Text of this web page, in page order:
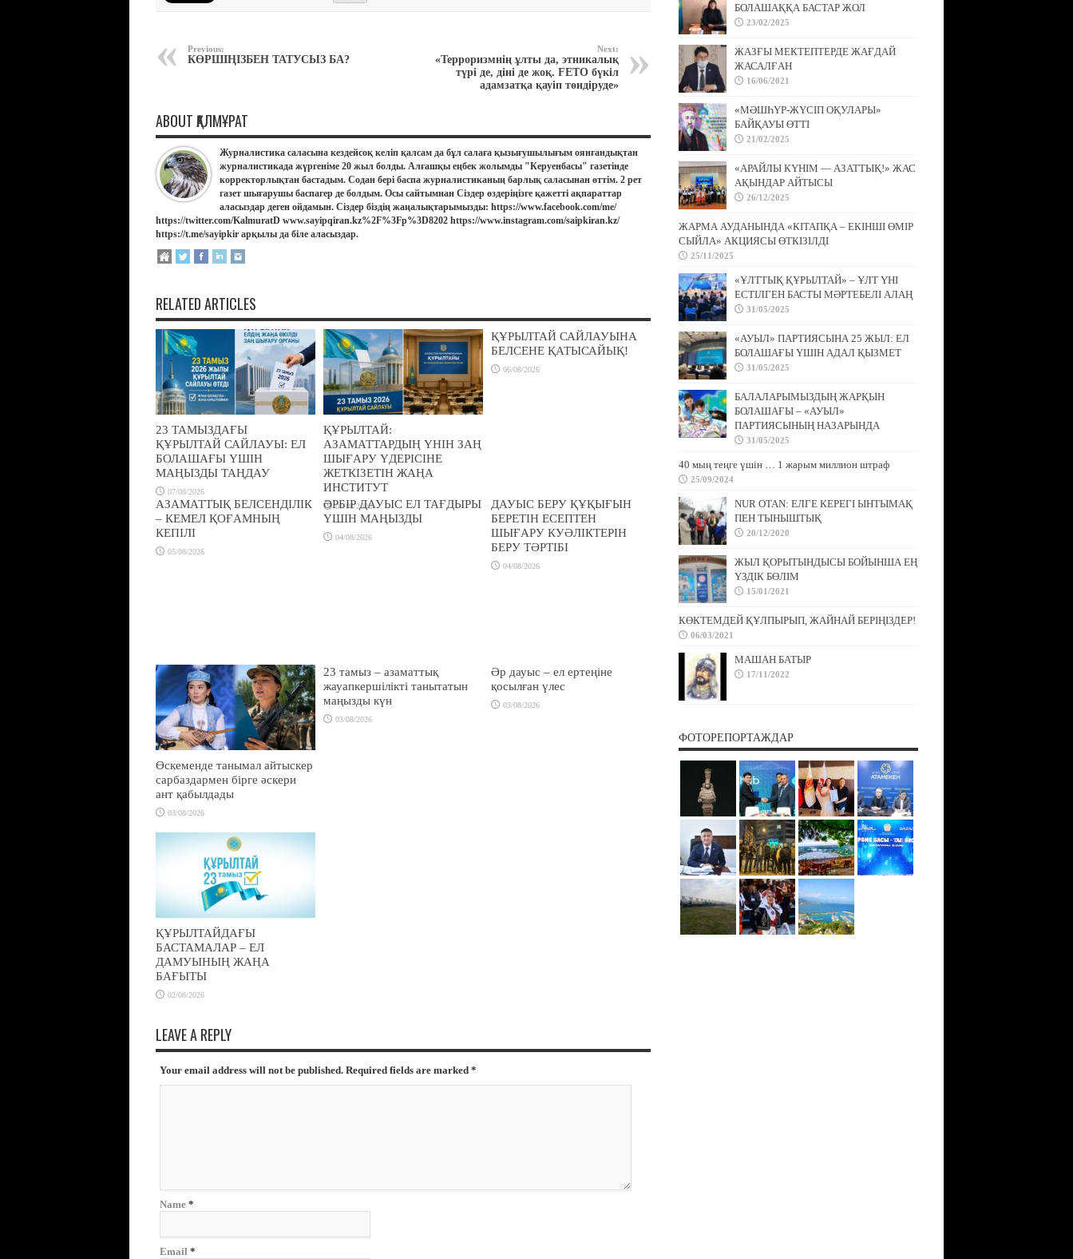
Previous:
КӨРШІҢІЗБЕН ТАТУСЫЗ БА?
Next:
«Терроризмнің ұлты да, этникалық
түрі де, діні де жоқ. FETO бүкіл
адамзатқа қауіп төндіруде»
ABOUT ҚАЛМҰРАТ
Журналистика саласына кездейсоқ келіп қалсам да бұл салаға қызығушылығым оянғандықтан
журналистикада жүргеніме 20 жыл болды. Алғашқы еңбек жолымды "Керуенбасы" газетінде
корректорлықтан бастадым. Содан бері баспа журналистиканың барлық саласынан өттім. 2 рет
газет шығарушы баспагер де болдым. Осы сайтымнан Сіздер өздеріңізге қажетті ақпараттар
аласыздар деген ойдамын. Сіздер біздің жаңалықтарымызды: https://www.facebook.com/me/
https://twitter.com/KalmuratD www.sayipqiran.kz%2F%3Fp%3D8202 https://www.instagram.com/saipkiran.kz/
https://t.me/sayipkir арқылы да біле аласыздар.
RELATED ARTICLES
23 ТАМЫЗДАҒЫ
ҚҰРЫЛТАЙ САЙЛАУЫ: ЕЛ
БОЛАШАҒЫ ҮШІН
МАҢЫЗДЫ ТАҢДАУ
07/08/2026
ҚҰРЫЛТАЙ:
АЗАМАТТАРДЫҢ ҮНІН ЗАҢ
ШЫҒАРУ ҮДЕРІСІНЕ
ЖЕТКІЗЕТІН ЖАҢА
ИНСТИТУТ
07/08/2026
ҚҰРЫЛТАЙ САЙЛАУЫНА
БЕЛСЕНЕ ҚАТЫСАЙЫҚ!
06/08/2026
АЗАМАТТЫҚ БЕЛСЕНДІЛІК
– КЕМЕЛ ҚОҒАМНЫҢ
КЕПІЛІ
05/08/2026
ӘРБІР ДАУЫС ЕЛ ТАҒДЫРЫ
ҮШІН МАҢЫЗДЫ
04/08/2026
ДАУЫС БЕРУ ҚҰҚЫҒЫН
БЕРЕТІН ЕСЕПТЕН
ШЫҒАРУ КУӘЛІКТЕРІН
БЕРУ ТӘРТІБІ
04/08/2026
Өскеменде танымал айтыскер
сарбаздармен бірге әскери
ант қабылдады
03/08/2026
23 тамыз – азаматтық
жауапкершілікті танытатын
маңызды күн
03/08/2026
Әр дауыс – ел ертеңіне
қосылған үлес
03/08/2026
ҚҰРЫЛТАЙДАҒЫ
БАСТАМАЛАР – ЕЛ
ДАМУЫНЫҢ ЖАҢА
БАҒЫТЫ
02/08/2026
LEAVE A REPLY
Your email address will not be published. Required fields are marked *
Name *
Email *
БОЛАШАҚҚА БАСТАР ЖОЛ
23/02/2025
ЖАЗҒЫ МЕКТЕПТЕРДЕ ЖАҒДАЙ
ЖАСАЛҒАН
16/06/2021
«МӘШҺҮР-ЖҮСІП ОҚУЛАРЫ»
БАЙҚАУЫ ӨТТІ
21/02/2025
«АРАЙЛЫ КҮНІМ — АЗАТТЫҚ!» ЖАС
АҚЫНДАР АЙТЫСЫ
26/12/2025
ЖАРМА АУДАНЫНДА «КІТАПҚА – ЕКІНШІ ӨМІР
СЫЙЛА» АКЦИЯСЫ ӨТКІЗІЛДІ
25/11/2025
«ҰЛТТЫҚ ҚҰРЫЛТАЙ» – ҰЛТ ҮНІ
ЕСТІЛГЕН БАСТЫ МӘРТЕБЕЛІ АЛАҢ
31/05/2025
«АУЫЛ» ПАРТИЯСЫНА 25 ЖЫЛ: ЕЛ
БОЛАШАҒЫ ҮШІН АДАЛ ҚЫЗМЕТ
31/05/2025
БАЛАЛАРЫМЫЗДЫҢ ЖАРҚЫН
БОЛАШАҒЫ – «АУЫЛ»
ПАРТИЯСЫНЫҢ НАЗАРЫНДА
31/05/2025
40 мың теңге үшін … 1 жарым миллион штраф
25/09/2024
NUR OTAN: ЕЛГЕ КЕРЕГІ ЫНТЫМАҚ
ПЕН ТЫНЫШТЫҚ
20/12/2020
ЖЫЛ ҚОРЫТЫНДЫСЫ БОЙЫНША ЕҢ
ҮЗДІК БӨЛІМ
15/01/2021
КӨКТЕМДЕЙ ҚҰЛПЫРЫП, ЖАЙНАЙ БЕРІҢІЗДЕР!
06/03/2021
МАШАН БАТЫР
17/11/2022
ФОТОРЕПОРТАЖДАР